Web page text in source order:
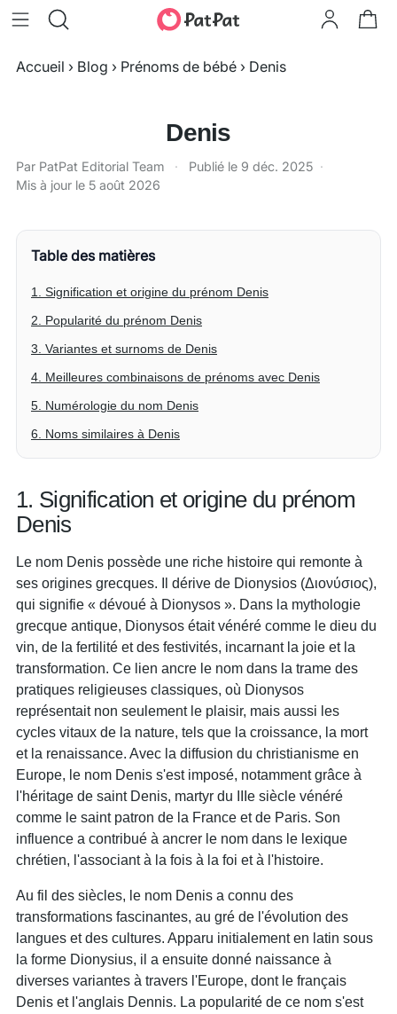
Accueil › Blog › Prénoms de bébé › Denis
Denis
Par PatPat Editorial Team · Publié le 9 déc. 2025 ·
Mis à jour le 5 août 2026
Table des matières
1. Signification et origine du prénom Denis
2. Popularité du prénom Denis
3. Variantes et surnoms de Denis
4. Meilleures combinaisons de prénoms avec Denis
5. Numérologie du nom Denis
6. Noms similaires à Denis
1. Signification et origine du prénom
Denis
Le nom Denis possède une riche histoire qui remonte à
ses origines grecques. Il dérive de Dionysios (Διονύσιος),
qui signifie « dévoué à Dionysos ». Dans la mythologie
grecque antique, Dionysos était vénéré comme le dieu du
vin, de la fertilité et des festivités, incarnant la joie et la
transformation. Ce lien ancre le nom dans la trame des
pratiques religieuses classiques, où Dionysos
représentait non seulement le plaisir, mais aussi les
cycles vitaux de la nature, tels que la croissance, la mort
et la renaissance. Avec la diffusion du christianisme en
Europe, le nom Denis s'est imposé, notamment grâce à
l'héritage de saint Denis, martyr du IIIe siècle vénéré
comme le saint patron de la France et de Paris. Son
influence a contribué à ancrer le nom dans le lexique
chrétien, l'associant à la fois à la foi et à l'histoire.
Au fil des siècles, le nom Denis a connu des
transformations fascinantes, au gré de l'évolution des
langues et des cultures. Apparu initialement en latin sous
la forme Dionysius, il a ensuite donné naissance à
diverses variantes à travers l'Europe, dont le français
Denis et l'anglais Dennis. La popularité de ce nom s'est